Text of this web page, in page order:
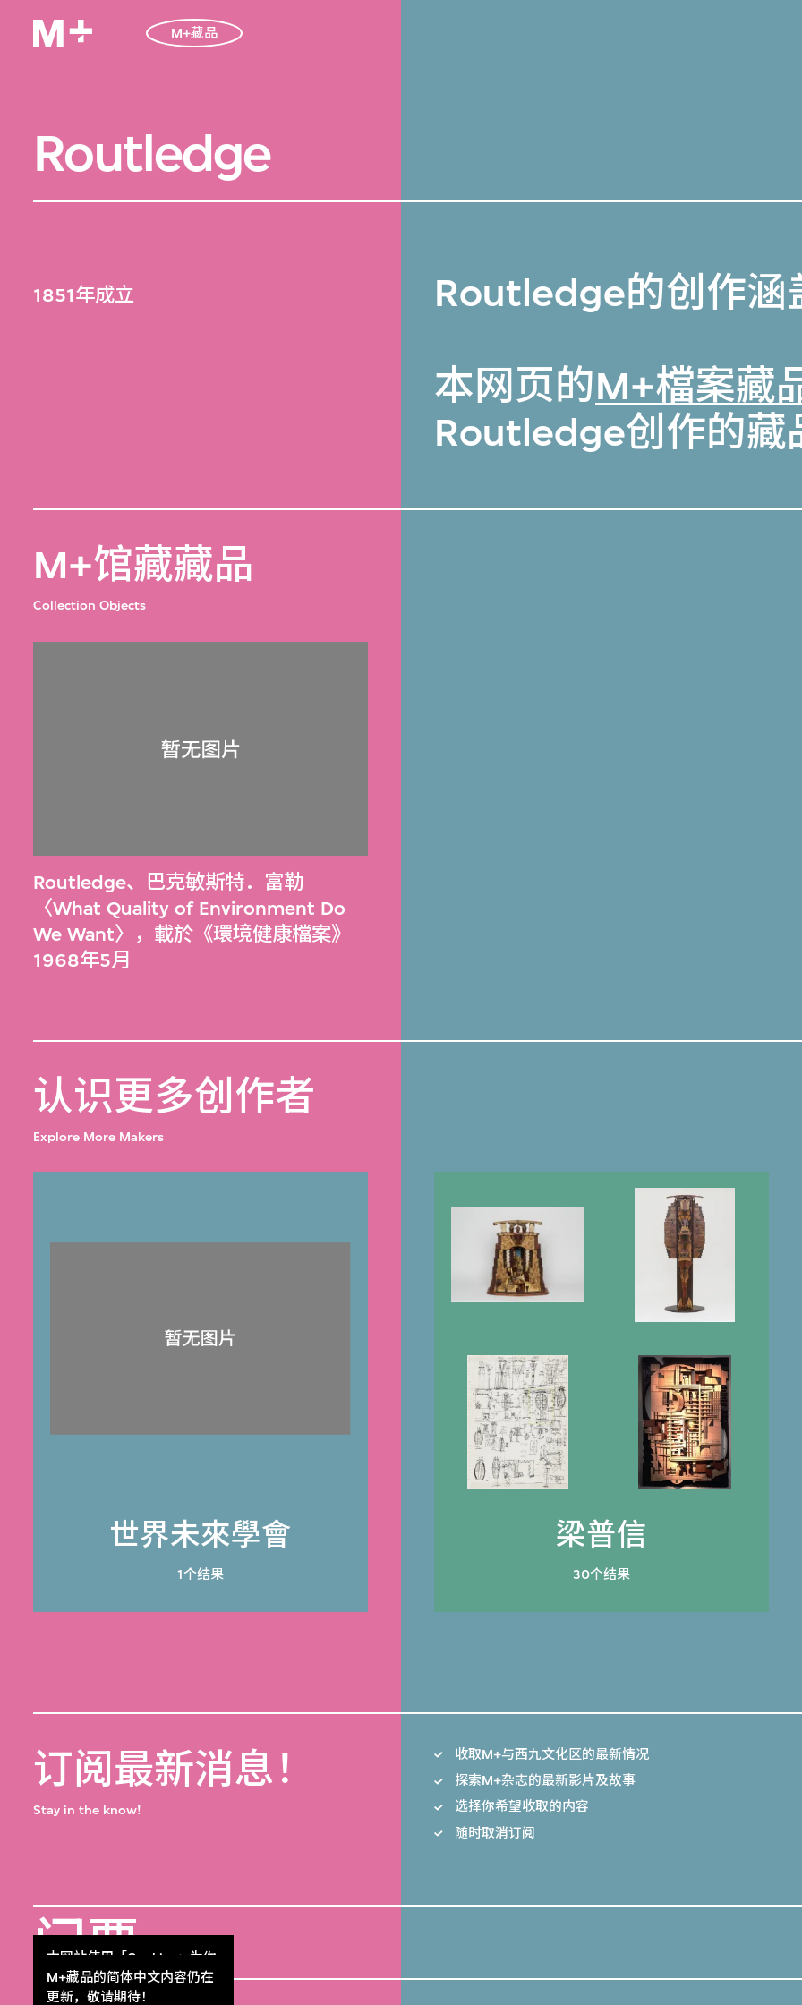
M+藏品
本网站使用「Cookies」为你
提供最好的网站体验。
了解更多
M+藏品的简体中文内容仍在
更新，敬请期待！
Routledge
1851年成立
Routledge的创作涵
本网页的M+檔案藏
Routledge创作的藏
M+馆藏藏品
Collection Objects
Routledge、 巴克敏斯特．富勒
〈What Quality of Environment Do
We Want〉，載於《環境健康檔案》
1968年5月
认识更多创作者
Explore More Makers
世界未來學會
1个结果
梁普信
30个结果
订阅最新消息！
Stay in the know!
收取M+与西九文化区的最新情况
探索M+杂志的最新影片及故事
选择你希望收取的内容
随时取消订阅
门票 Get Tickets